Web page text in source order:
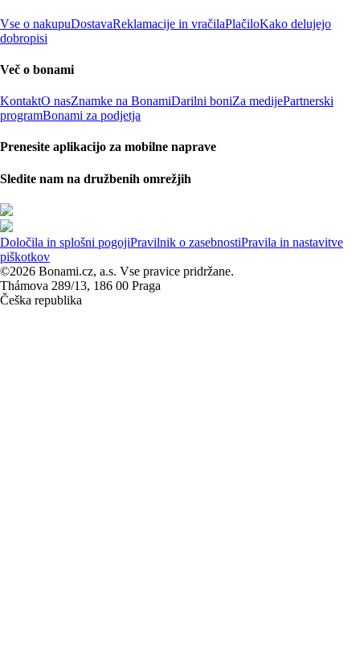
Vse o nakupuDostavaReklamacije in vračilaPlačiloKako delujejo
dobropisi
Več o bonami
KontaktO nasZnamke na BonamiDarilni boniZa medijePartnerski
programBonami za podjetja
Prenesite aplikacijo za mobilne naprave
Sledite nam na družbenih omrežjih
Določila in splošni pogojiPravilnik o zasebnostiPravila in nastavitve
piškotkov
©2026 Bonami.cz, a.s. Vse pravice pridržane.
Thámova 289/13, 186 00 Praga
Češka republika